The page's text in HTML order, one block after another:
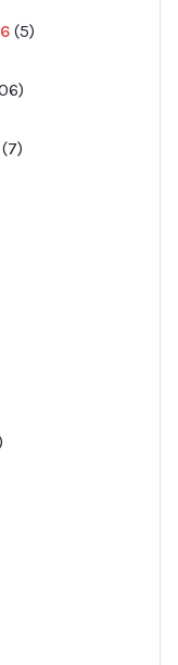
5
produkter
produkter
7
produkter